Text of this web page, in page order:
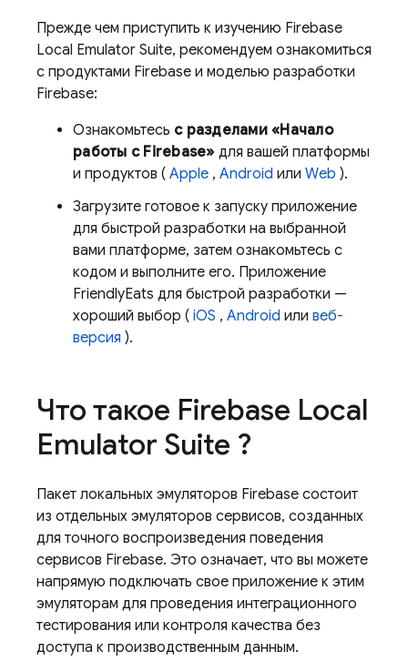
Прежде чем приступить к изучению Firebase
Local Emulator Suite, рекомендуем ознакомиться
с продуктами Firebase и моделью разработки
Firebase:
Ознакомьтесь с разделами «Начало
работы с Firebase» для вашей платформы
и продуктов ( Apple , Android или Web ).
Загрузите готовое к запуску приложение
для быстрой разработки на выбранной
вами платформе, затем ознакомьтесь с
кодом и выполните его. Приложение
FriendlyEats для быстрой разработки —
хороший выбор ( iOS , Android или веб-
версия ).
Что такое Firebase Local
Emulator Suite ?
Пакет локальных эмуляторов Firebase состоит
из отдельных эмуляторов сервисов, созданных
для точного воспроизведения поведения
сервисов Firebase. Это означает, что вы можете
напрямую подключать свое приложение к этим
эмуляторам для проведения интеграционного
тестирования или контроля качества без
доступа к производственным данным.